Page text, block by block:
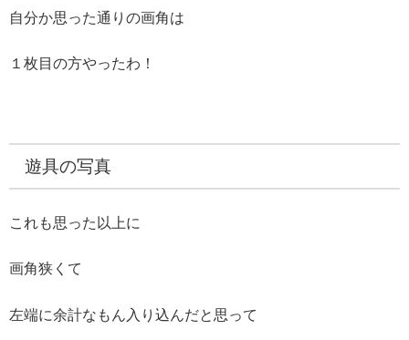
自分か思った通りの画角は
１枚目の方やったわ！
遊具の写真
これも思った以上に
画角狭くて
左端に余計なもん入り込んだと思って